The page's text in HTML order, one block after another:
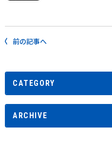
前の記事へ
CATEGORY
ARCHIVE